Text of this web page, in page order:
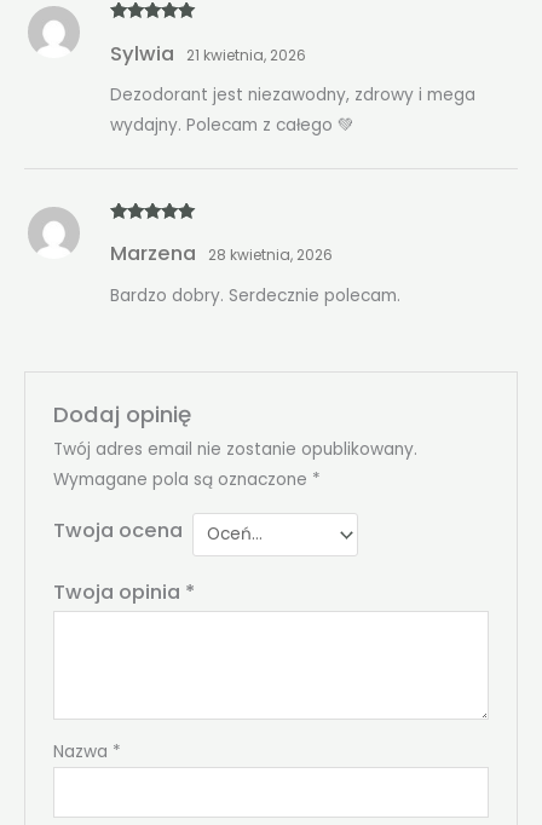
na 5
Sylwia 21 kwietnia, 2026
Dezodorant jest niezawodny, zdrowy i mega
wydajny. Polecam z całego 💚
na 5
Marzena 28 kwietnia, 2026
Bardzo dobry. Serdecznie polecam.
Dodaj opinię
Twój adres email nie zostanie opublikowany.
Wymagane pola są oznaczone *
Twoja ocena
Twoja opinia *
Nazwa *